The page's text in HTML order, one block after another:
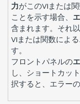
力がこのVIまたは
ことを示す場合、
含まれます。それ以
VIまたは関数によ
す。
フロントパネルの
し、ショートカッ
択すると、エラー